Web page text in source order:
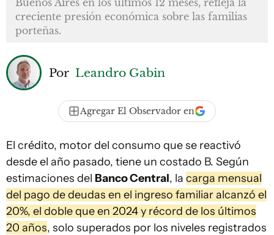
Buenos Aires en los últimos 12 meses, refleja la
creciente presión económica sobre las familias
porteñas.
Por Leandro Gabin
Agregar El Observador en
El crédito, motor del consumo que se reactivó
desde el año pasado, tiene un costado B. Según
estimaciones del Banco Central, la carga mensual
del pago de deudas en el ingreso familiar alcanzó el
20%, el doble que en 2024 y récord de los últimos
20 años, solo superados por los niveles registrados